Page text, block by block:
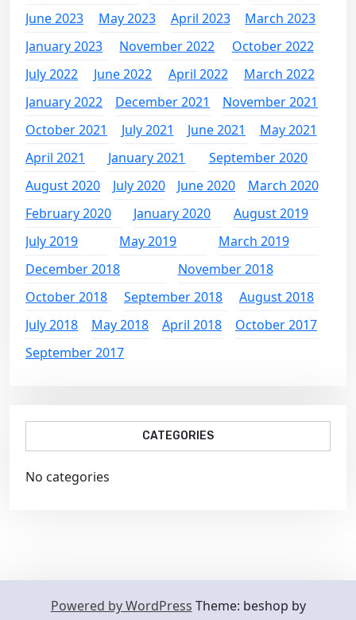
June 2023
May 2023 April 2023
March 2023
January 2023
November 2022
October 2022
July 2022
June 2022 April 2022
March 2022
January 2022
December 2021
November 2021
October 2021
July 2021 June 2021
May 2021
April 2021
January 2021
September 2020
August 2020
July 2020 June 2020
March 2020
February 2020
January 2020
August 2019
July 2019
May 2019
March 2019
December 2018
November 2018
October 2018
September 2018
August 2018
July 2018
May 2018 April 2018
October 2017
September 2017
CATEGORIES
No categories
Powered by WordPress Theme: beshop by